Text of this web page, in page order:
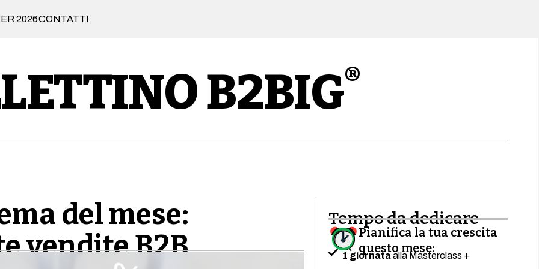
2026CONTATTI
B2BIG®
del mese:
vendite B2B
Tempo da dedicare
Pianifica la tua crescita
questo mese:
1 giornataalla Masterclass +